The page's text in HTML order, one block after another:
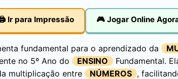
Ir para Impressão 🎮 Jogar Online
fundamental para o aprendizado da
no 5º Ano do ENSINO
Fundamental.
multiplicação entre NÚMEROS ,